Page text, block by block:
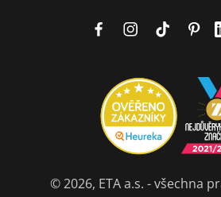
© 2026, ETA a.s. - všechna